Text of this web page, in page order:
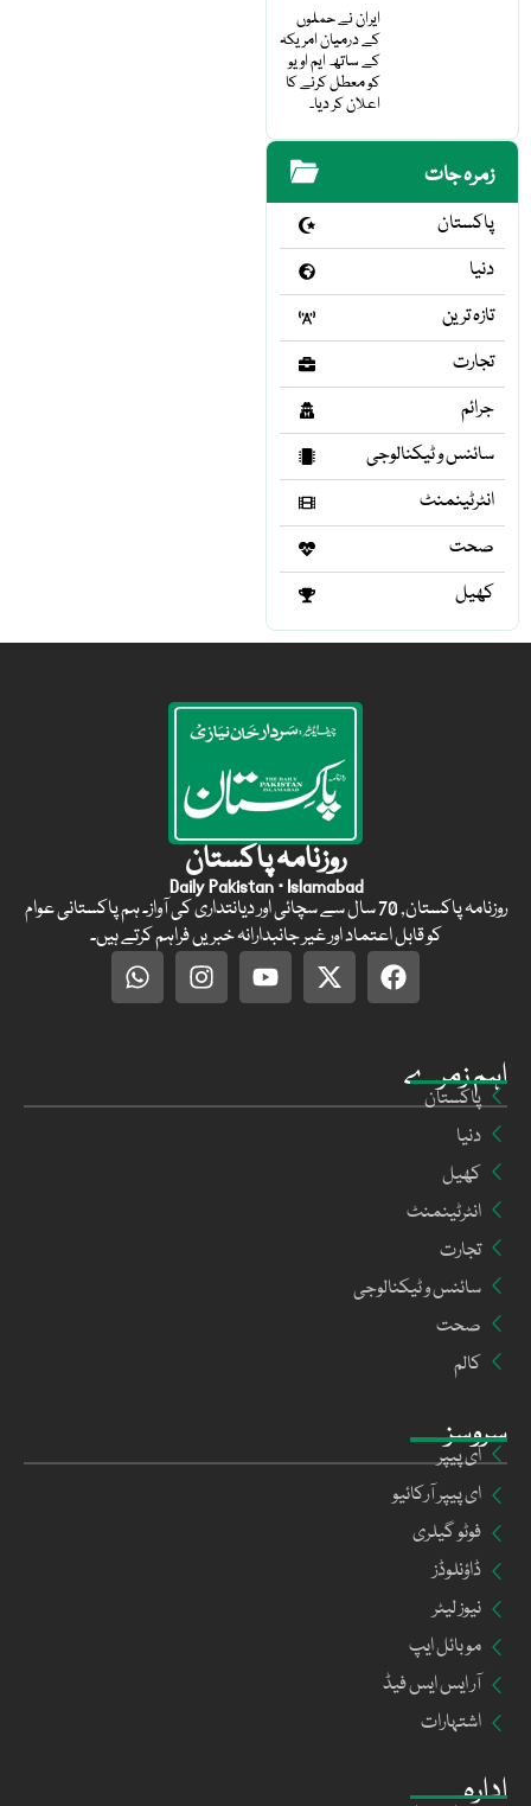
ایران نے حملوں
کے درمیان امریکہ
کے ساتھ ایم او یو
کو معطل کرنے کا
اعلان کر دیا۔
زمرہ جات
پاکستان
دنیا
تازہ ترین
تجارت
جرائم
سائنس و ٹیکنالوجی
انٹرٹینمنٹ
صحت
کھیل
ادارہ
سروسز
ای پیپر
ای پیپر آرکائیو
فوٹو گیلری
ڈاؤنلوڈز
نیوز لیٹر
موبائل ایپ
آر ایس ایس فیڈ
اشتہارات
اہم زمرے
پاکستان
دنیا
کھیل
انٹرٹینمنٹ
تجارت
سائنس و ٹیکنالوجی
صحت
کالم
روزنامہ پاکستان
Daily Pakistan · Islamabad
روزنامہ پاکستان, 70 سال سے سچائی اور دیانتداری کی آواز۔ ہم پاکستانی عوام
کو قابل اعتماد اور غیر جانبدارانہ خبریں فراہم کرتے ہیں۔